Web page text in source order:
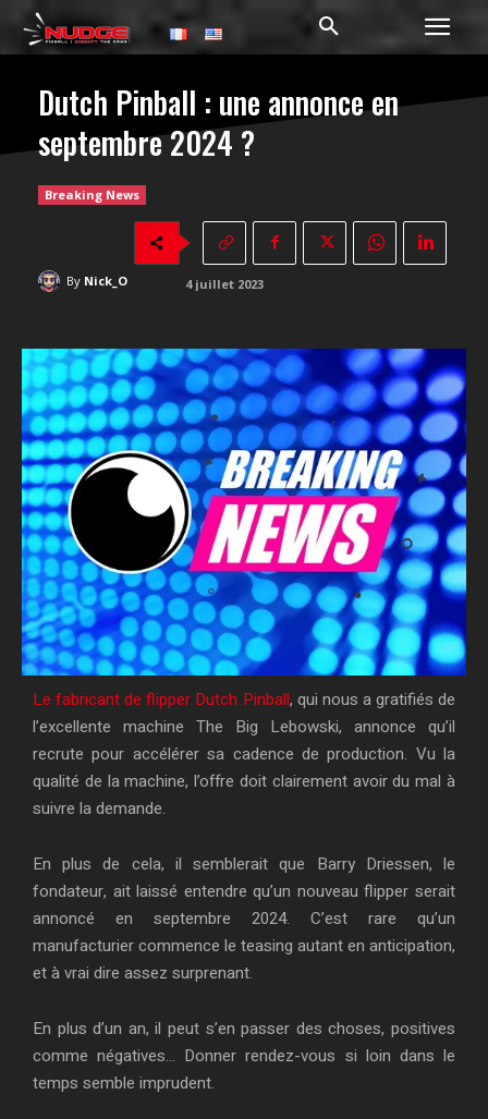
Dutch Pinball : une annonce en
septembre 2024 ?
Breaking News
By Nick_O 4 juillet 2023
Le fabricant de flipper Dutch Pinball, qui nous a gratifiés de
l’excellente machine The Big Lebowski, annonce qu’il
recrute pour accélérer sa cadence de production. Vu la
qualité de la machine, l’offre doit clairement avoir du mal à
suivre la demande.
En plus de cela, il semblerait que Barry Driessen, le
fondateur, ait laissé entendre qu’un nouveau flipper serait
annoncé en septembre 2024. C’est rare qu’un
manufacturier commence le teasing autant en anticipation,
et à vrai dire assez surprenant.
En plus d’un an, il peut s’en passer des choses, positives
comme négatives… Donner rendez-vous si loin dans le
temps semble imprudent.